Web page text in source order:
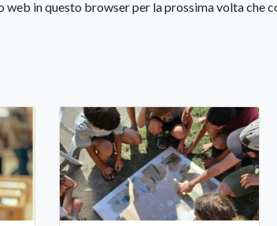
web in questo browser per la prossima volta che